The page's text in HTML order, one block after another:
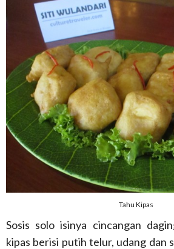
Tahu Kipas
Sosis solo isinya cincangan
kipas berisi putih telur, udang dan